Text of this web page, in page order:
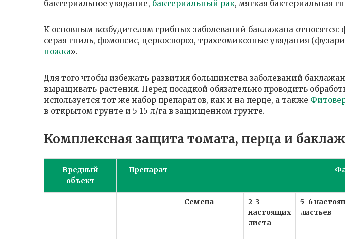
бактериальное увядание, бактериальный рак, мягкая бактериальная
К основным возбудителям грибных заболеваний баклажана относятся:
серая гниль, фомопсис, церкоспороз, трахеомикозные увядания
ножка».
Для того чтобы избежать развития большинства заболеваний
выращивать растения. Перед посадкой обязательно проводить
используется тот же набор препаратов, как и на перце, а также
в открытом грунте и 5-15 л/га в защищенном грунте.
Комплексная защита томата, перца и
Вредный
объект
Препарат
Семена
2-3
настоящих
листа
5-6
листьев